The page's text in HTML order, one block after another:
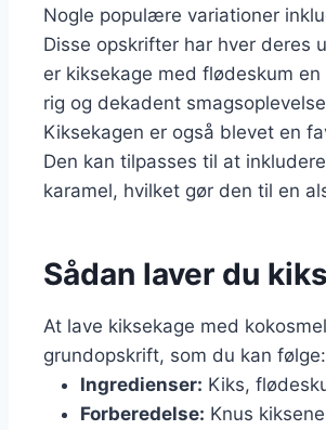
Nogle populære variationer
Disse opskrifter har hver deres
er kiksekage med flødeskum
rig og dekadent
Kiksekagen er også blevet en
Den kan tilpasses til at
karamel, hvilket gør den til en
Sådan laver du
At lave kiksekage med
grundopskrift, som du kan følge:
Ingredienser: Kiks,
Forberedelse: Knus